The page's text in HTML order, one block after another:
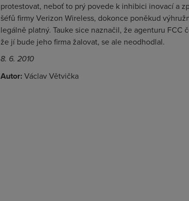
protestovat, neboť to prý povede k inhibici inovací a
šéfů firmy Verizon Wireless, dokonce poněkud
legálně platný. Tauke sice naznačil, že agenturu FCC
že jí bude jeho firma žalovat, se ale neodhodlal.
8. 6. 2010
Autor: Václav Větvička